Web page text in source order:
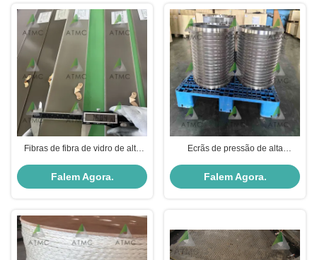
Fibras de fibra de vidro de alta
Falem Agora.
Ecrãs de pressão de alta
papel
Falem Agora.